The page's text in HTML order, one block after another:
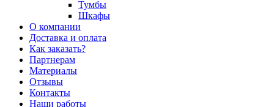
Тумбы
Шкафы
О компании
Доставка и оплата
Как заказать?
Партнерам
Материалы
Отзывы
Контакты
Наши работы